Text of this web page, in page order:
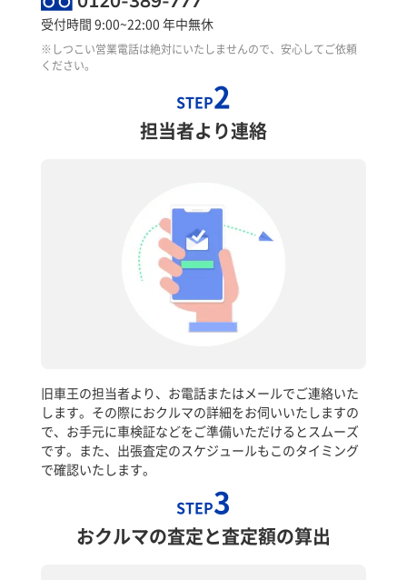
受付時間 9:00~22:00 年中無休
※しつこい営業電話は絶対にいたしませんので、安心してご依頼
ください。
STEP2
担当者より連絡
旧車王の担当者より、お電話またはメールでご連絡いた
します。その際におクルマの詳細をお伺いいたしますの
で、お手元に車検証などをご準備いただけるとスムーズ
です。また、出張査定のスケジュールもこのタイミング
で確認いたします。
STEP3
おクルマの査定と査定額の算出